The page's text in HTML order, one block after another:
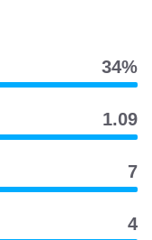
34‎%‎
1.09
7
4